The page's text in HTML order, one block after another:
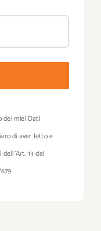
dei miei Dati
di aver letto e
13 del